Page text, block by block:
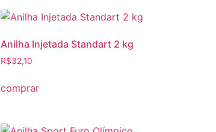
Anilha Injetada Standart 2 kg
R$32,10
comprar